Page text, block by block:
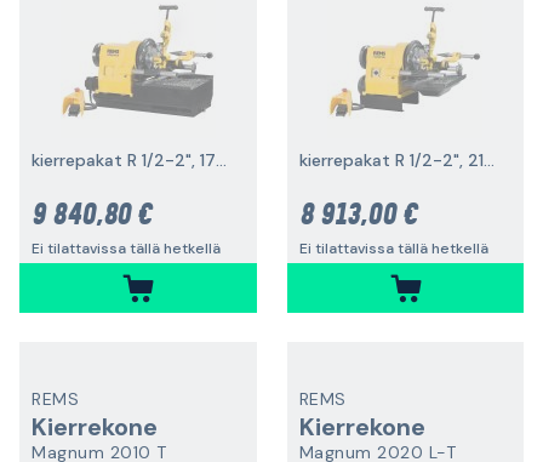
kierrepakat R 1/2-2", 1700 W
9 840,80 €
Ei tilattavissa tällä hetkellä
kierrepakat R 1/2-2", 2100 W
8 913,00 €
Ei tilattavissa tällä hetkellä
REMS
Kierrekone
Magnum 2010 T
REMS
Kierrekone
Magnum 2020 L-T